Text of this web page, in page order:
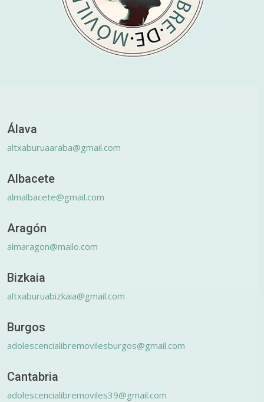
Álava
altxaburuaaraba@gmail.com
Albacete
almalbacete@gmail.com
Aragón
almaragon@mailo.com
Bizkaia
altxaburuabizkaia@gmail.com
Burgos
adolescencialibremovilesburgos@gmail.com
Cantabria
adolescencialibremoviles39@gmail.com